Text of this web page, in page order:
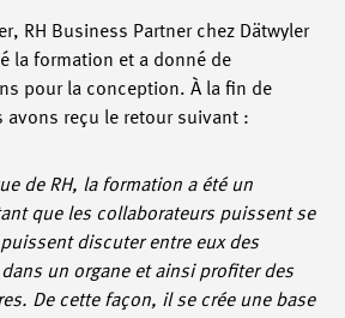
RH Business Partner chez Dätwyler
la formation et a donné de
pour la conception. À la fin de
avons reçu le retour suivant :
de RH, la formation a été un
que les collaborateurs puissent se
discuter entre eux des
un organe et ainsi profiter des
De cette façon, il se crée une base